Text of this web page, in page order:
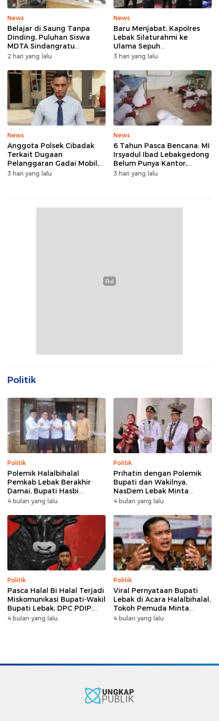
News
Belajar di Saung Tanpa
Dinding, Puluhan Siswa
MDTA Sindangratu
Panggarangan Bertahan
2 hari yang lalu
News
Baru Menjabat, Kapolres
Lebak Silaturahmi ke
Ulama Sepuh
Rangkasbitung
3 hari yang lalu
News
Anggota Polsek Cibadak
Terkait Dugaan
Pelanggaran Gadai Mobil,
Kasus Ditangani Bid
3 hari yang lalu
News
6 Tahun Pasca Bencana: MI
Irsyadul Ibad Lebakgedong
Belum Punya Kantor,
Belajar Tanpa Meja-Kursi
3 hari yang lalu
Politik
Politik
Polemik Halalbihalal
Pemkab Lebak Berakhir
Damai, Bupati Hasbi
Sambangi Kediaman
4 bulan yang lalu
Politik
Prihatin dengan Polemik
Bupati dan Wakilnya,
NasDem Lebak Minta
Saling Introspeksi
4 bulan yang lalu
Politik
Pasca Halal Bi Halal Terjadi
Miskomunikasi Bupati-Wakil
Bupati Lebak, DPC PDIP:
Kami Tetap Solid dan Akan
4 bulan yang lalu
Politik
Viral Pernyataan Bupati
Lebak di Acara Halalbihalal,
Tokoh Pemuda Minta
Bersatu hingga Usul
4 bulan yang lalu